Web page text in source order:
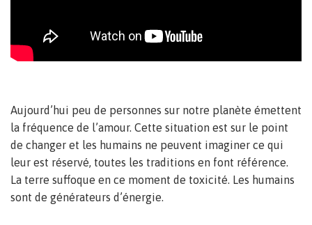
Aujourd’hui peu de personnes sur notre planète émettent
la fréquence de l’amour. Cette situation est sur le point
de changer et les humains ne peuvent imaginer ce qui
leur est réservé, toutes les traditions en font référence.
La terre suffoque en ce moment de toxicité. Les humains
sont de générateurs d’énergie.